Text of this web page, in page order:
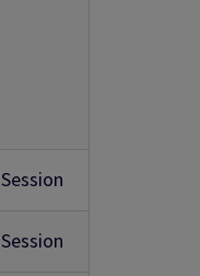
Session
Session